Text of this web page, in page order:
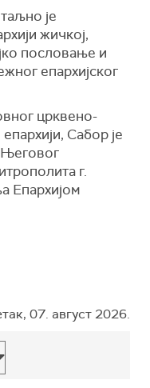
је
жичкој,
пословање и
епархијског
црквено-
Сабор је
г.
Епархијом
07. август 2026.